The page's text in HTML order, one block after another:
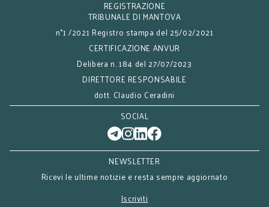
REGISTRAZIONE
TRIBUNALE DI MANTOVA
n°1 /2021 Registro stampa del 25/02/2021
CERTIFICAZIONE ANVUR
Delibera n. 184 del 27/07/2023
DIRETTORE RESPONSABILE
dott. Claudio Ceradini
SOCIAL
NEWSLETTER
Ricevi le ultime notizie e resta sempre aggiornato
Iscriviti